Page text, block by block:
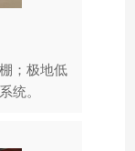
；极地低
统。